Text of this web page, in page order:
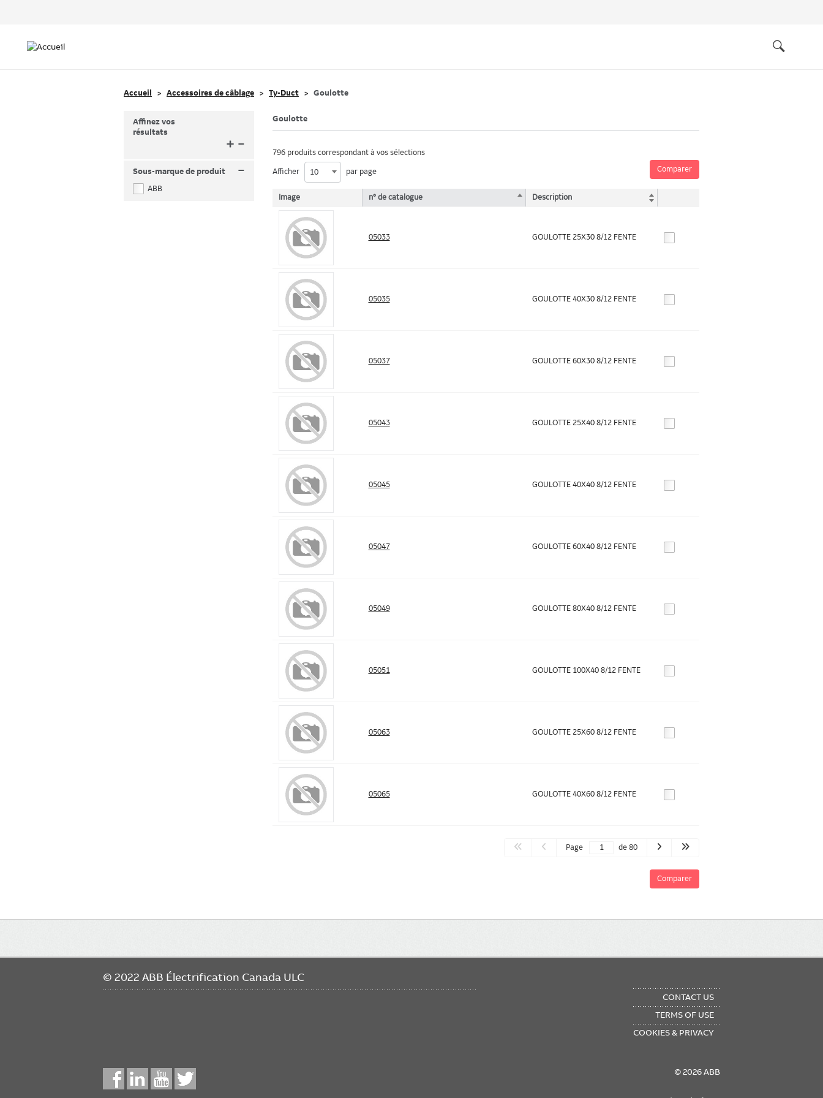
navigation
Accueil Accessoires de câblage Ty-Duct Goulotte
Goulotte
Comparer
796 produits correspondant à vos sélections
Afficher 10 par page
Image n° de catalogue Description
05033 GOULOTTE 25X30 8/12 FENTE
05035 GOULOTTE 40X30 8/12 FENTE
05037 GOULOTTE 60X30 8/12 FENTE
05043 GOULOTTE 25X40 8/12 FENTE
05045 GOULOTTE 40X40 8/12 FENTE
05047 GOULOTTE 60X40 8/12 FENTE
05049 GOULOTTE 80X40 8/12 FENTE
05051 GOULOTTE 100X40 8/12 FENTE
05063 GOULOTTE 25X60 8/12 FENTE
05065 GOULOTTE 40X60 8/12 FENTE
Page de 80
Comparer
Affinez vos
résultats
–
+
Sous-marque de produit –
ABB
navigation
© 2022 ABB Électrification Canada ULC
CONTACT US
TERMS OF USE
COOKIES & PRIVACY
Social © 2026 ABB